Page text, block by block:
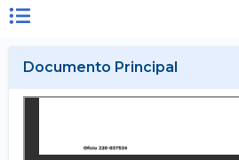
Documento Principal